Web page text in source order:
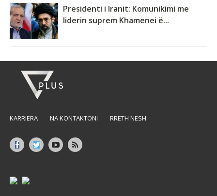
Presidenti i Iranit: Komunikimi me
liderin suprem Khamenei ë...
KARRIERA NA KONTAKTONI RRETH NESH